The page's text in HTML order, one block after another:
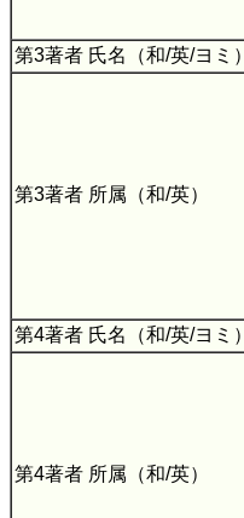
第3著者 氏名（和/英/ヨミ）
第3著者 所属（和/英）
第4著者 氏名（和/英/ヨミ）
第4著者 所属（和/英）